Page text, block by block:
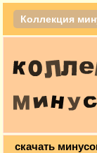
Коллекция
скачать